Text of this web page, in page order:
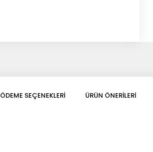
ÖDEME SEÇENEKLERI ÜRÜN ÖNERILERI